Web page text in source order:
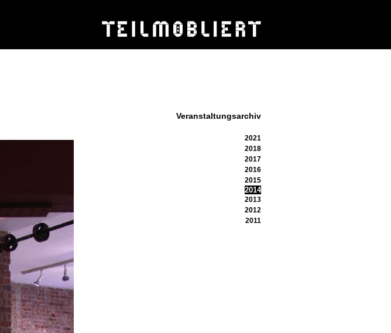
Veranstaltungsarchiv
2021
2018
2017
2016
2015
2014
2013
2012
2011